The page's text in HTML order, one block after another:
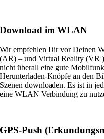
Download im WLAN
Wir empfehlen Dir vor Deinen
(AR) – und Virtual Reality (VR
nicht überall eine gute
Herunterladen-Knöpfe an den
Szenen downloaden. Es ist in
eine WLAN Verbindung zu
GPS-Push